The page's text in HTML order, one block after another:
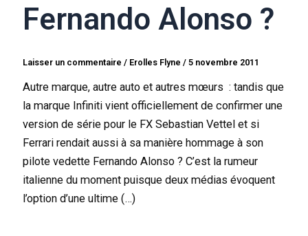
Fernando Alonso ?
Laisser un commentaire / Erolles Flyne/5 novembre 2011
Autre marque, autre auto et autres mœurs : tandis que
la marque Infiniti vient officiellement de confirmer une
version de série pour le FX Sebastian Vettel et si
Ferrari rendait aussi à sa manière hommage à son
pilote vedette Fernando Alonso ? C’est la rumeur
italienne du moment puisque deux médias évoquent
l’option d’une ultime (…)